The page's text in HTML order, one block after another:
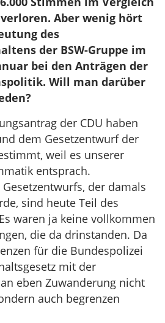
Aber wenig hört
des
der BSW-Gruppe im
bei den Anträgen der
Will man darüber
der CDU haben
dem Gesetzentwurf der
weil es unserer
entsprach.
der damals
sind heute Teil des
waren ja keine vollkommen
die da drinstanden. Da
für die Bundespolizei
mit der
eben Zuwanderung nicht
auch begrenzen